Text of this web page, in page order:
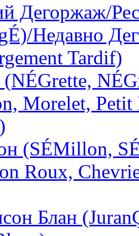
Дегоржаж/
Недавно
Tardif)
(NÉGrette,
Morelet, Petit
(SÉMillon,
Roux,
Блан